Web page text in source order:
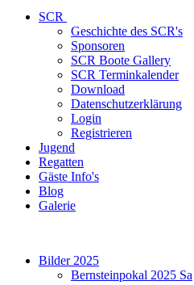
SCR
Geschichte des SCR's
Sponsoren
SCR Boote Gallery
SCR Terminkalender
Download
Datenschutzerklärung
Login
Registrieren
Jugend
Regatten
Gäste Info's
Blog
Galerie
Bilder 2025
Bernsteinpokal 2025 Sa